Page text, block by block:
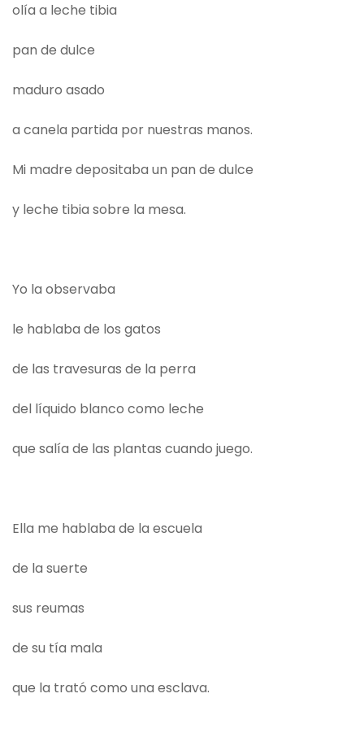
olía a leche tibia
pan de dulce
maduro asado
a canela partida por nuestras manos.
Mi madre depositaba un pan de dulce
y leche tibia sobre la mesa.
Yo la observaba
le hablaba de los gatos
de las travesuras de la perra
del líquido blanco como leche
que salía de las plantas cuando juego.
Ella me hablaba de la escuela
de la suerte
sus reumas
de su tía mala
que la trató como una esclava.